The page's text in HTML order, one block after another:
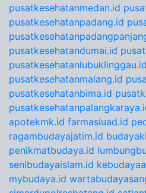
pusatkesehatanmedan.id
pusatkesehatanpadang.id
pusatkesehatandumai.id
pusatkesehatanlubuklinggau.id
pusatkesehatanmalang.id
pusatkesehatanbima.id
apotekmk.id farmasiuad.id
ragambudayajatim.id
penikmatbudaya.id
senibudayaislam.id
mybudaya.id